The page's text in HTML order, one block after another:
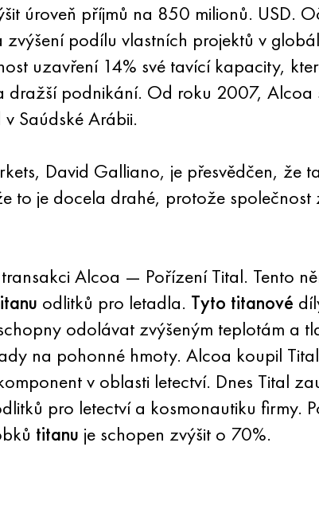
úroveň příjmů na 850 milionů. USD.
podílu vlastních projektů v
uzavření 14% své tavící kapacity,
dražší podnikání. Od roku 2007,
Saúdské Arábii.
David Galliano, je přesvědčen, že
to je docela drahé, protože společnost
Alcoa — Pořízení Tital. Tento
odlitků pro letadla. Tyto titanové
odolávat zvýšeným teplotám a
na pohonné hmoty. Alcoa koupil
v oblasti letectví. Dnes Tital
pro letectví a kosmonautiku firmy.
titanu je schopen zvýšit o 70%.